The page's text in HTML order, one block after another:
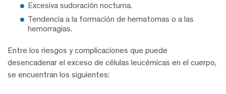
Excesiva sudoración nocturna.
Tendencia a la formación de hematomas o a las
hemorragias.
Entre los riesgos y complicaciones que puede
desencadenar el exceso de células leucémicas en el cuerpo,
se encuentran los siguientes: